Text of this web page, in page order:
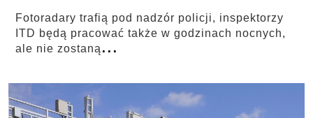
Fotoradary trafią pod nadzór policji, inspektorzy
ITD będą pracować także w godzinach nocnych,
ale nie zostaną ...